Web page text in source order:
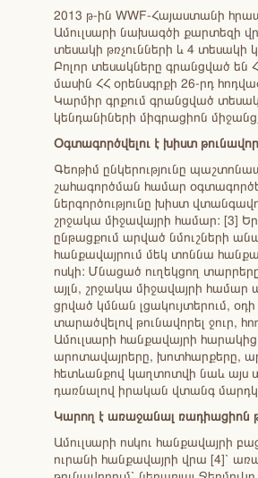
2013 թ-ին WWF-Հայաստանի
Ամուլսարի նախագծի քարտեզի
տեսակի թռչունների և 4 տեսակի
Բոլոր տեսակները գրանցված են
մասին ՀՀ օրենսգրքի 26-րդ
Կարմիր գրքում գրանցված
կենդանիների միգրացիոն
Օգտագործվելու է խիստ թունավոր
Գեոթիմ ընկերությունը
շահագործման համար
ներգործությունը խիստ
շրջակա միջավայրի համար: [3]
ընթացքում արված նմուշների
հանքավայրում մեկ տոննա
ոսկի: Մնացած ուղեկցող
այլն, շրջակա միջավայրի համար
ցրված կմնան լցակույտերում,
տարածվելով թունավորել ջուր,
Ամուլսարի հանքավայրի
արոտավայրերը, խոտհարքերը,
հետևանքով կաղտոտվի նաև այս
դառնալով իրական վտանգ
Կարող է առաջանալ ռադիացիոն
Ամուլսարի ոսկու հանքավայրի
ուրանի հանքավայրի վրա [4]՝